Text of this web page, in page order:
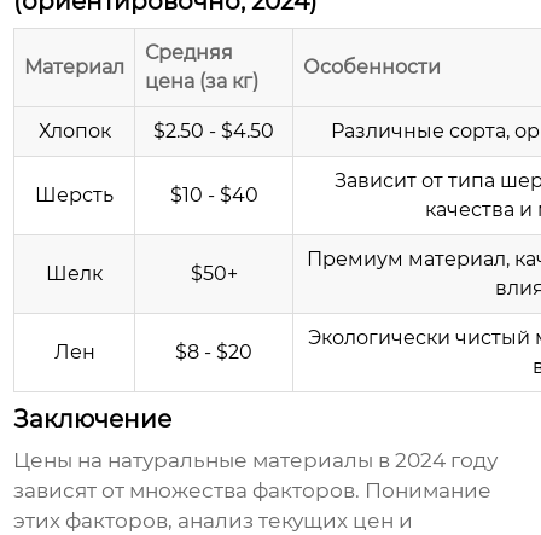
Материал
Средняя
цена (за кг)
Особенности
Хлопок $2.50 - $4.50 Различные сорта,
Шерсть $10 - $40
Зависит от типа
качества
Шелк $50+
Премиум материал,
Лен $8 - $20
Экологически чистый
Заключение
Цены на натуральные материалы в 2024 году
зависят от множества факторов. Понимание
этих факторов, анализ текущих цен и